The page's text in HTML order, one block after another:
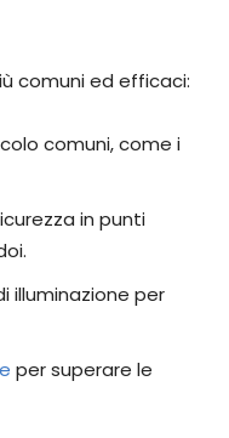
comuni ed efficaci:
comuni, come i
in punti
illuminazione per
per superare le